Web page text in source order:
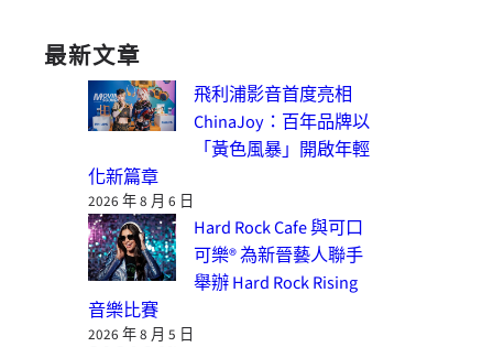
最新文章
飛利浦影音首度亮相
ChinaJoy：百年品牌以
「黃色風暴」開啟年輕
化新篇章
2026 年 8 月 6 日
Hard Rock Cafe 與可口
可樂® 為新晉藝人聯手
舉辦 Hard Rock Rising
音樂比賽
2026 年 8 月 5 日